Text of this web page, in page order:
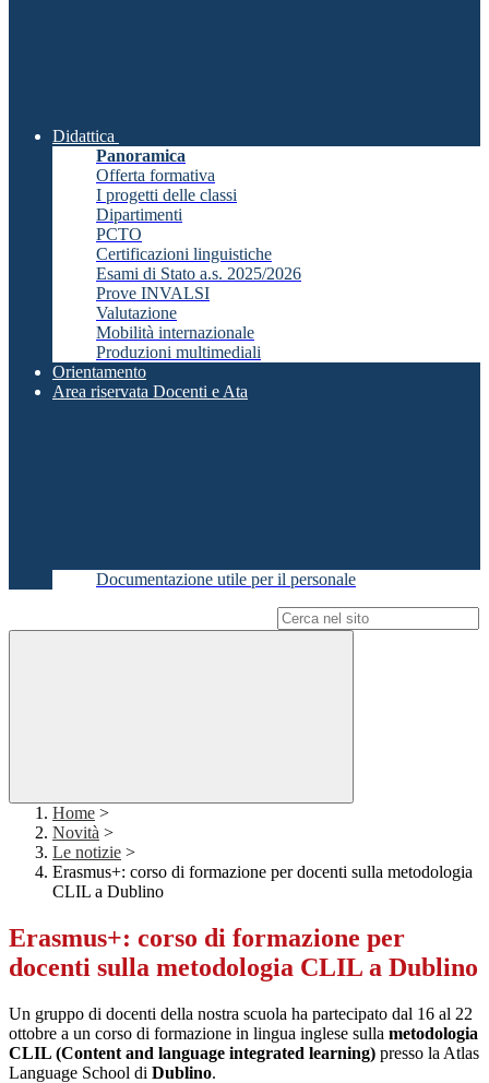
Didattica
Panoramica
Offerta formativa
I progetti delle classi
Dipartimenti
PCTO
Certificazioni linguistiche
Esami di Stato a.s. 2025/2026
Prove INVALSI
Valutazione
Mobilità internazionale
Produzioni multimediali
Orientamento
Area riservata Docenti e Ata
Documentazione utile per il personale
Home >
Novità >
Le notizie >
Erasmus+: corso di formazione per docenti sulla metodologia
CLIL a Dublino
Erasmus+: corso di formazione per
docenti sulla metodologia CLIL a Dublino
Un gruppo di docenti della nostra scuola ha partecipato dal 16 al 22
ottobre a un corso di formazione in lingua inglese sulla metodologia
CLIL (Content and language integrated learning) presso la Atlas
Language School di Dublino.